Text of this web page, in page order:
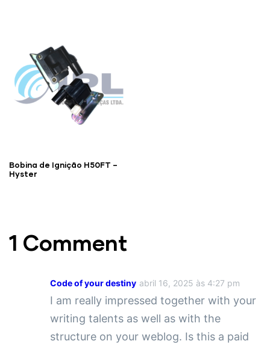
Bobina de Ignição H50FT –
Hyster
1 Comment
Code of your destiny abril 16, 2025 às 4:27 pm
I am really impressed together with your
writing talents as well as with the
structure on your weblog. Is this a paid